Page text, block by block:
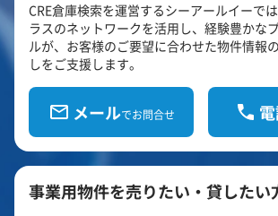
CRE倉庫検索を運営するシーアールイーで
ラスのネットワークを活用し、経験豊かな
ルが、お客様のご要望に合わせた物件情報
しをご支援します。
メールでお問合せ
事業用物件を売りたい・貸したい